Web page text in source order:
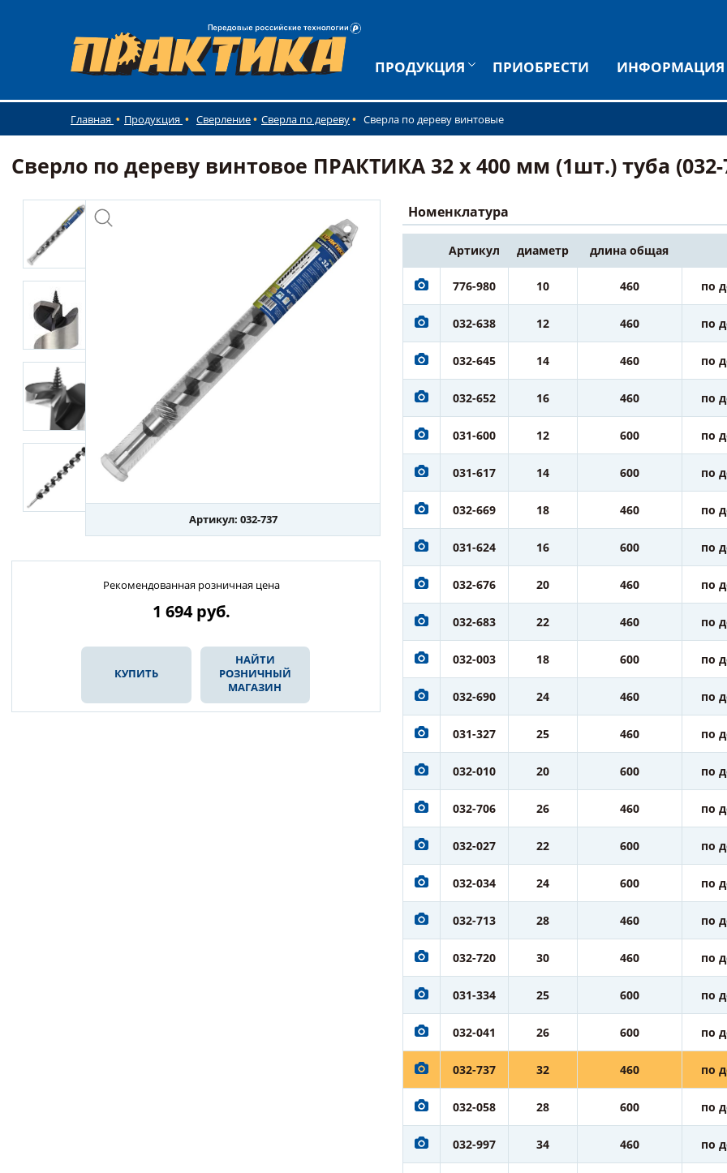
ПРОДУКЦИЯ ПРИОБРЕСТИ ИНФОРМАЦИЯ
Главная Продукция Сверление Сверла по дереву Сверла по дереву винтовые
Сверло по дереву винтовое ПРАКТИКА 32 х 400 мм (1шт.) туба (032-
Артикул: 032-737
Рекомендованная розничная цена
1 694руб.
КУПИТЬ
НАЙТИ
РОЗНИЧНЫЙ
МАГАЗИН
Номенклатура
Артикул диаметр длина общая
776-980 10 460 по
032-638 12 460 по
032-645 14 460 по
032-652 16 460 по
031-600 12 600 по
031-617 14 600 по
032-669 18 460 по
031-624 16 600 по
032-676 20 460 по
032-683 22 460 по
032-003 18 600 по
032-690 24 460 по
031-327 25 460 по
032-010 20 600 по
032-706 26 460 по
032-027 22 600 по
032-034 24 600 по
032-713 28 460 по
032-720 30 460 по
031-334 25 600 по
032-041 26 600 по
032-737 32 460 по
032-058 28 600 по
032-997 34 460 по